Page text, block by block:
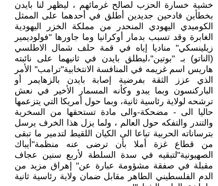
خشية خسارة الحزب لصالح غرمائهم ، ليظهر لنا بايدن
بخطأين فادحين جديدين أطلق في أحدهما على الممثل
الكوميدي اليهودي المنحدر من مملكة الخزر اليهودية
الغابرة وقد تسبب بدمار أوكرانيا وما جاورها "فولوديمير
زيلينسكي" مناديا إياه في قمة حلف شمال الاطلسي
(الناتو) بـ "بوتين"،ليطلق بايدن في ثانيهما على نائبته
هاريس اسم غريمه في المنافسة الانتخابية"ترامب" الأمر
الذي عزز الثقة بفرضية إصابة بايدن بالزهايمر أو
الباركنسون وبما يبدو وكأنه المسمار الأخير في نعش
ترشحه لولاية رئاسية ثانية، وبما حول أمريكا التي يتزعمها
حاليا الى - مضحكة-والى مادة تستحقها من السخرية
والتندر والتفكه حول العالم ، ولما يزل هذا الخرف يرسل
بترساناته الحربية تباعا الى الكيان اللقيط لتدمير ما تبقى
من قطاع غزة أملا بأن ترضى عنه منظمة"أيباك
الصهيونية"لتبقيه في سدة السلطة لأربع سنين عجاف
مقبلة في صفقة مشؤومة عبارة عن" إهراق مزيد من
الدم الفلسطيني الطاهر مقابل ضمان ولاية رئاسية ثانية